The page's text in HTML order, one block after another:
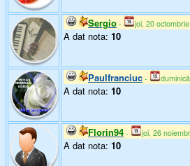
Sergio - joi, 20
A dat nota: 10
Paulfranciuc -
A dat nota: 10
Florin94 - joi, 26
A dat nota: 10